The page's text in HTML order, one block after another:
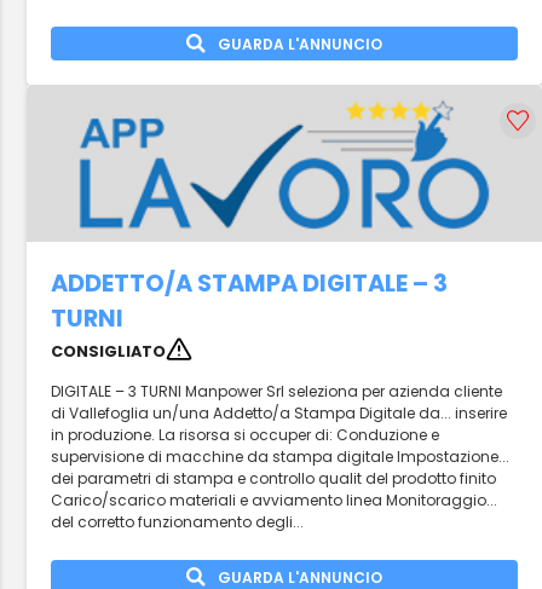
GUARDA L'ANNUNCIO
ADDETTO/A STAMPA DIGITALE – 3
TURNI
CONSIGLIATO
DIGITALE – 3 TURNI Manpower Srl seleziona per azienda cliente
di Vallefoglia un/una Addetto/a Stampa Digitale da... inserire
in produzione. La risorsa si occuper di: Conduzione e
supervisione di macchine da stampa digitale Impostazione...
dei parametri di stampa e controllo qualit del prodotto finito
Carico/scarico materiali e avviamento linea Monitoraggio...
del corretto funzionamento degli...
GUARDA L'ANNUNCIO